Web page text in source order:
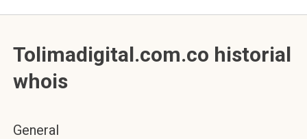
Tolimadigital.com.co historial
whois
General